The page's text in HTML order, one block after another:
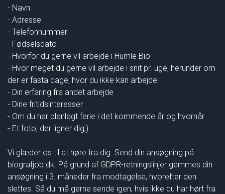
- Navn
- Adresse
- Telefonnummer
- Fødselsdato
- Hvorfor du gerne vil arbejde i Humle Bio
- Hvor meget du gerne vil arbejde i snit pr. uge, herunder om
der er fasta dage, hvor du ikke kan arbejde
- Din erfaring fra andet arbejde
- Dine fritidsinteresser
- Om du har planlagt ferie i det kommende år og hvornår
- Et foto, der ligner dig;)
Vi glæder os til at høre fra dig. Send din ansøgning på
biografjob.dk. På grund af GDPR-retningslinjer gemmes din
ansøgning i 3. måneder fra modtagelse, hvorefter den
slettes. Så du må gerne sende igen, hvis ikke du har hørt fra